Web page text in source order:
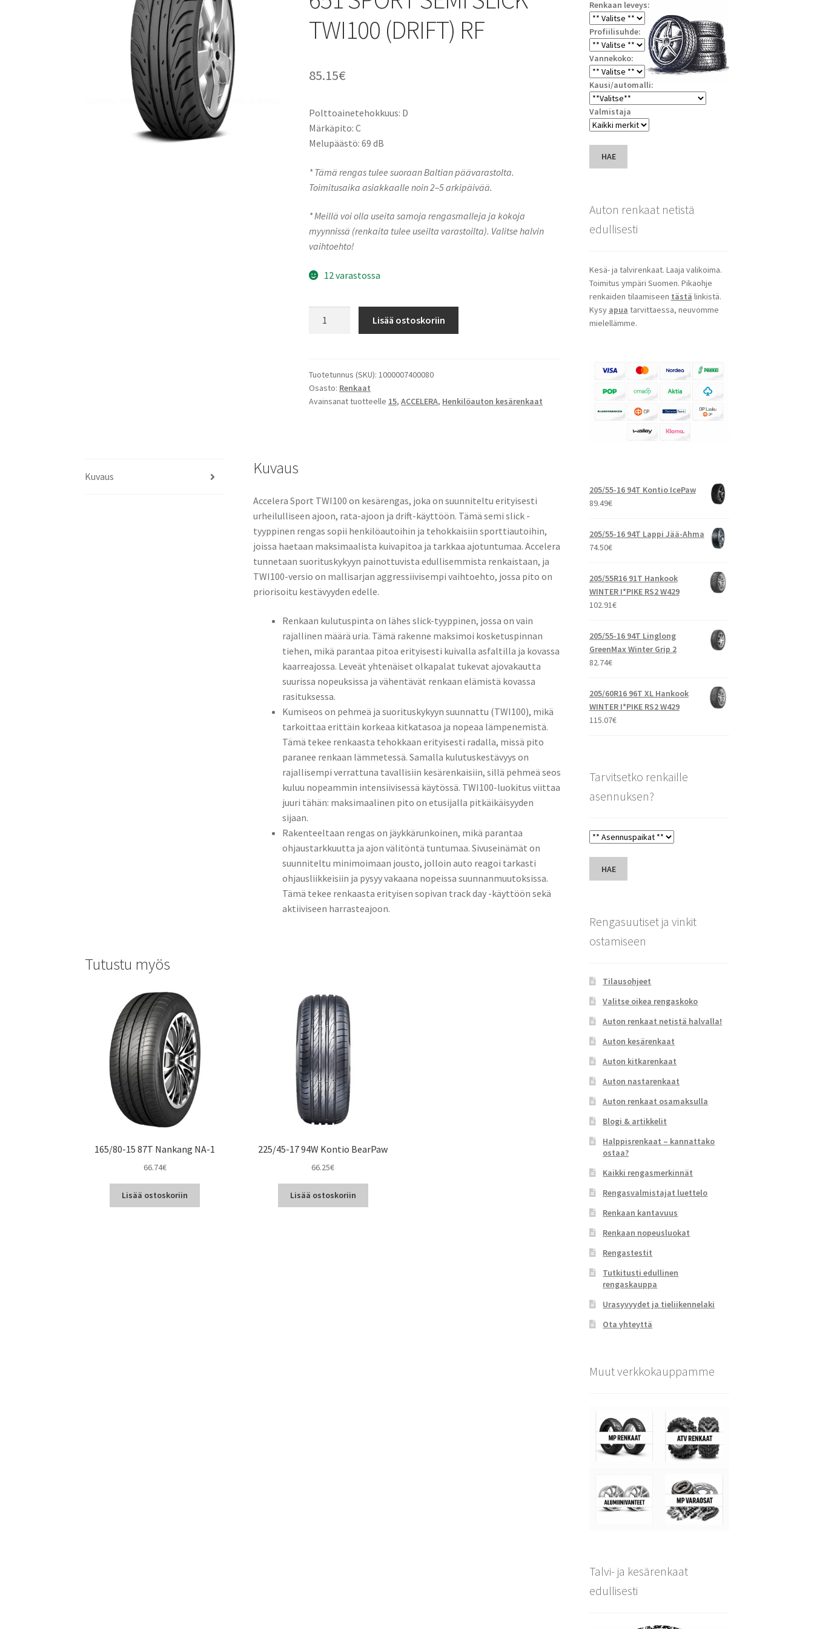
TWI100 (DRIFT) RF
85.15€
Polttoainetehokkuus: D
Märkäpito: C
Melupäästö: 69 dB
* Tämä rengas tulee suoraan Baltian päävarastolta.
Toimitusaika asiakkaalle noin 2–5 arkipäivää.
* Meillä voi olla useita samoja rengasmalleja ja kokoja
myynnissä (renkaita tulee useilta varastoilta). Valitse halvin
vaihtoehto!
12 varastossa
SPORT
SEMI
SLICK
Lisää ostoskoriin
Tuotetunnus (SKU):1000007400080
Osasto: Renkaat
Avainsanat tuotteelle 15,ACCELERA, Henkilöauton kesärenkaat
Kuvaus Kuvaus
Accelera Sport TWI100 on kesärengas, joka on suunniteltu erityisesti
urheilulliseen ajoon, rata-ajoon ja drift-käyttöön. Tämä semi slick -
tyyppinen rengas sopii henkilöautoihin ja tehokkaisiin sporttiautoihin,
joissa haetaan maksimaalista kuivapitoa ja tarkkaa ajotuntumaa. Accelera
tunnetaan suorituskykyyn painottuvista edullisemmista renkaistaan, ja
TWI100-versio on mallisarjan aggressiivisempi vaihtoehto, jossa pito on
priorisoitu kestävyyden edelle.
Renkaan kulutuspinta on lähes slick-tyyppinen, jossa on vain
rajallinen määrä uria. Tämä rakenne maksimoi kosketuspinnan
tiehen, mikä parantaa pitoa erityisesti kuivalla asfaltilla ja kovassa
kaarreajossa. Leveät yhtenäiset olkapalat tukevat ajovakautta
suurissa nopeuksissa ja vähentävät renkaan elämistä kovassa
rasituksessa.
Kumiseos on pehmeä ja suorituskykyyn suunnattu (TWI100), mikä
tarkoittaa erittäin korkeaa kitkatasoa ja nopeaa lämpenemistä.
Tämä tekee renkaasta tehokkaan erityisesti radalla, missä pito
paranee renkaan lämmetessä. Samalla kulutuskestävyys on
rajallisempi verrattuna tavallisiin kesärenkaisiin, sillä pehmeä seos
kuluu nopeammin intensiivisessä käytössä. TWI100-luokitus viittaa
juuri tähän: maksimaalinen pito on etusijalla pitkäikäisyyden
sijaan.
Rakenteeltaan rengas on jäykkärunkoinen, mikä parantaa
ohjaustarkkuutta ja ajon välitöntä tuntumaa. Sivuseinämät on
suunniteltu minimoimaan jousto, jolloin auto reagoi tarkasti
ohjausliikkeisiin ja pysyy vakaana nopeissa suunnanmuutoksissa.
Tämä tekee renkaasta erityisen sopivan track day -käyttöön sekä
aktiiviseen harrasteajoon.
Tutustu myös
165/80-15 87T Nankang NA-1
66.74€
Lisää ostoskoriin
225/45-17 94W Kontio BearPaw
66.25€
Lisää ostoskoriin
Renkaan leveys:
Profiilisuhde:
Vannekoko:
Kausi/automalli:
Valmistaja
HAE
Auton renkaat netistä
edullisesti
Kesä- ja talvirenkaat. Laaja valikoima.
Toimitus ympäri Suomen. Pikaohje
renkaiden tilaamiseen tästä linkistä.
Kysy apua tarvittaessa, neuvomme
mielellämme.
205/55-16 94T Kontio IcePaw
89.49€
205/55-16 94T Lappi Jää-Ahma
74.50€
205/55R16 91T Hankook
WINTER I*PIKE RS2 W429
102.91€
205/55-16 94T Linglong
GreenMax Winter Grip 2
82.74€
205/60R16 96T XL Hankook
WINTER I*PIKE RS2 W429
115.07€
Tarvitsetko renkaille
asennuksen?
HAE
Rengasuutiset ja vinkit
ostamiseen
Tilausohjeet
Valitse oikea rengaskoko
Auton renkaat netistä halvalla!
Auton kesärenkaat
Auton kitkarenkaat
Auton nastarenkaat
Auton renkaat osamaksulla
Blogi & artikkelit
Halppisrenkaat – kannattako
ostaa?
Kaikki rengasmerkinnät
Rengasvalmistajat luettelo
Renkaan kantavuus
Renkaan nopeusluokat
Rengastestit
Tutkitusti edullinen
rengaskauppa
Urasyvyydet ja tieliikennelaki
Ota yhteyttä
Muut verkkokauppamme
Talvi- ja kesärenkaat
edullisesti